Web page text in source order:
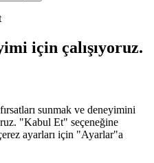
için çalışıyoruz.
sunmak ve deneyimini
"Kabul Et" seçeneğine
ayarları için "Ayarlar"a